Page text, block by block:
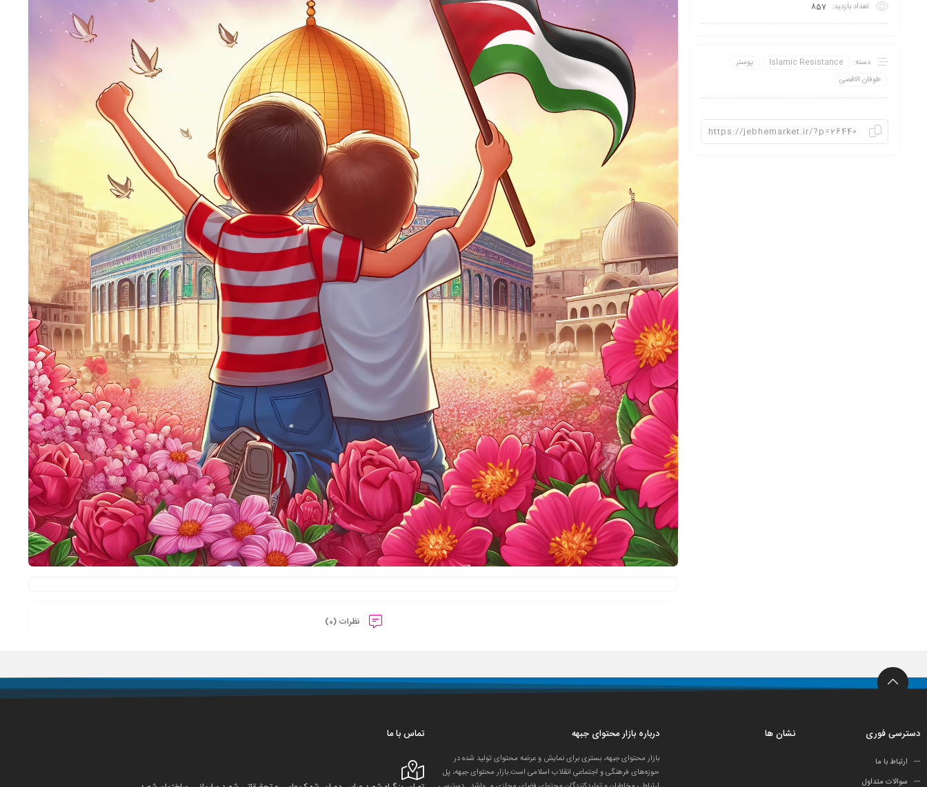
نظرات (0)
تعداد بازدید: 857
دسته: Islamic Resistance
پوستر
طوفان الاقصی
دسترسی فوری
ارتباط با ما
سوالات متداول
نشان ها درباره بازار محتوای جبهه
بازار محتوای جبهه، بستری برای نمایش و عرضه محتوای تولید شده در
حوزه‌های فرهنگی و اجتماعیِ انقلاب اسلامی است.بازار محتوای جبهه، پل
تماس با ما